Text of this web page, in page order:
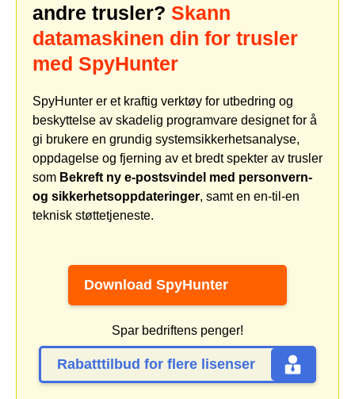
andre trusler? Skann
datamaskinen din for trusler
med SpyHunter
SpyHunter er et kraftig verktøy for utbedring og
beskyttelse av skadelig programvare designet for å
gi brukere en grundig systemsikkerhetsanalyse,
oppdagelse og fjerning av et bredt spekter av trusler
som Bekreft ny e-postsvindel med personvern-
og sikkerhetsoppdateringer, samt en en-til-en
teknisk støttetjeneste.
Download SpyHunter
Spar bedriftens penger!
Rabatttilbud for flere lisenser